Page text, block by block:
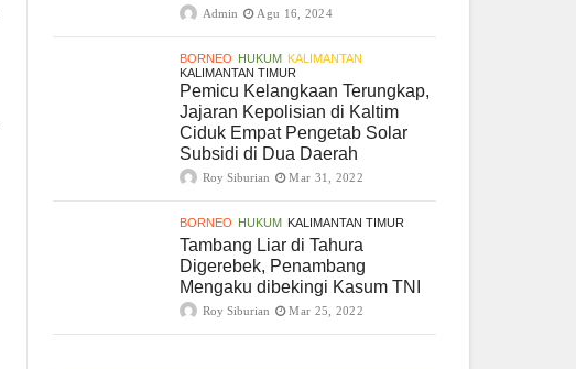
Admin Agu 16, 2024
BORNEO HUKUM KALIMANTAN
KALIMANTAN TIMUR
Pemicu Kelangkaan Terungkap,
Jajaran Kepolisian di Kaltim
Ciduk Empat Pengetab Solar
Subsidi di Dua Daerah
Roy Siburian Mar 31, 2022
BORNEO HUKUM KALIMANTAN TIMUR
Tambang Liar di Tahura
Digerebek, Penambang
Mengaku dibekingi Kasum TNI
Roy Siburian Mar 25, 2022